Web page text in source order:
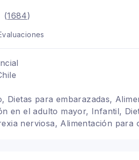
(1684)
Dietas para embarazadas,
en el adulto mayor, Infantil,
nerviosa, Alimentación para